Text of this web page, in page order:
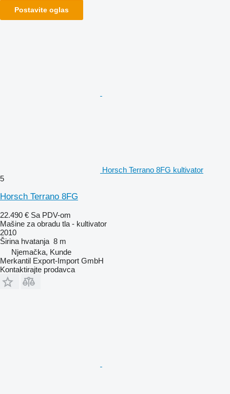
Postavite oglas
Horsch Terrano 8FG kultivator
5
Horsch Terrano 8FG
22.490 € Sa PDV-om
Mašine za obradu tla - kultivator
2010
Širina hvatanja 8 m
Njemačka, Kunde
Merkantil Export-Import GmbH
Kontaktirajte prodavca